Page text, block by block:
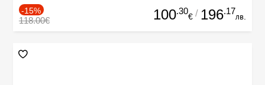
-15%
118.00€ 100.30
€ / 196.17
лв.